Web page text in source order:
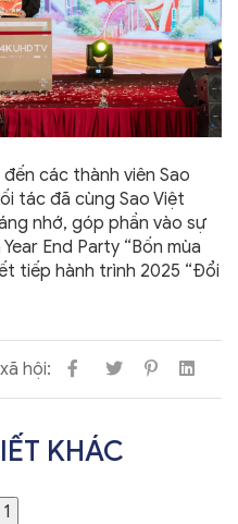
các thành viên Sao
tác đã cùng Sao Việt
nhớ, góp phần vào sự
End Party “Bốn mùa
tiếp hành trình 2025 “Đổi
hội:
KHÁC
1